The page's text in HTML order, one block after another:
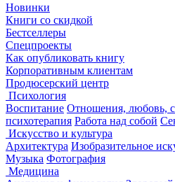
Новинки
Книги со скидкой
Бестселлеры
Спецпроекты
Как опубликовать книгу
Корпоративным клиентам
Продюсерский центр
Психология
Воспитание Отношения, любовь,
психотерапия Работа над собой
Искусство и культура
Архитектура Изобразительное
Музыка Фотография
Медицина